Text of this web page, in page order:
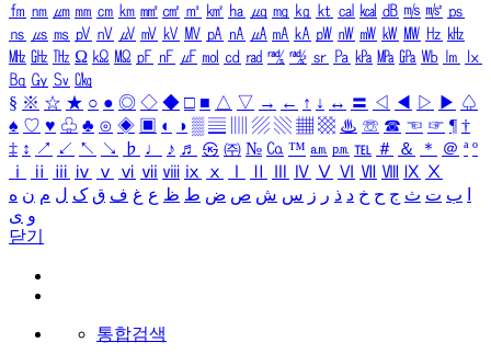
㎙ ㎚ ㎛ ㎜ ㎝ ㎞ ㎟ ㎠ ㎡ ㎢ ㏊ ㎍ ㎎ ㎏ ㏏ ㎈ ㎉ ㏈ ㎧ ㎨ ㎰
㎱ ㎲ ㎳ ㎴ ㎵ ㎶ ㎷ ㎸ ㎹ ㎀ ㎁ ㎂ ㎃ ㎄ ㎺ ㎻ ㎽ ㎾ ㎿ ㎐ ㎑
㎒ ㎓ ㎔ Ω ㏀ ㏁ ㎊ ㎋ ㎌ ㏖ ㏅ ㎭ ㎮ ㎯ ㏛ ㎩ ㎪ ㎫ ㎬ ㏝ ㏐
㏓
㏃ ㏉ ㏜ ㏆
§ ※ ☆ ★ ○ ● ◎ ◇ ◆ □ ■ △ ▽ → ← ↑ ↓ ↔ 〓 ◁ ◀ ▷ ▶ ♤
♠ ♡ ♥ ♧ ♣ ⊙ ◈ ▣ ◐ ◑ ▒ ▤ ▨ ▧ ▦ ▩ ♨ ☏ ☎ ☜ ☞ ¶ †
‡ ↕ ↗ ↙ ↖ ↘ ♭ ♩ ♪ ♬ ㉿ ㈜ № ㏇ ™ ㏂ ㏘ ℡ ＃ ＆ ＊ ＠ ª º
ⅰ
ⅱ ⅲ ⅳ ⅴ ⅵ ⅶ ⅷ ⅸ ⅹ Ⅳ Ⅴ Ⅵ Ⅶ Ⅷ Ⅸ Ⅹ
ب ت ث ج ح خ د ذ ر ز س ش ص ض ط ظ ع غ ف ق ک ل م ن ه
و ی
닫기
통합검색